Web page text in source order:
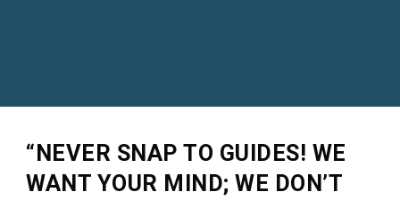
“NEVER SNAP TO GUIDES! WE
WANT YOUR MIND; WE DON’T